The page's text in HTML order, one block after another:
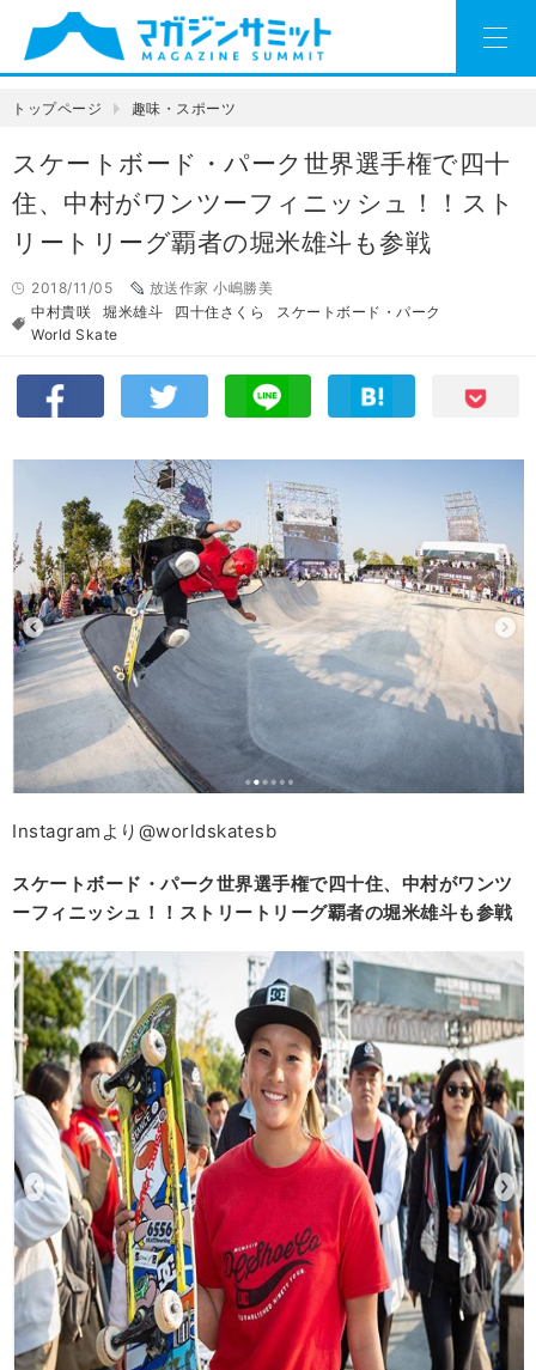
トップページ 趣味・スポーツ
スケートボード・パーク世界選手権で四十
住、中村がワンツーフィニッシュ！！スト
リートリーグ覇者の堀米雄斗も参戦
2018/11/05
放送作家 小嶋勝美
中村貴咲
堀米雄斗 四十住さくら
スケートボード・パーク
World Skate
Instagramより@worldskatesb
スケートボード・パーク世界選手権で四十住、中村がワンツ
ーフィニッシュ！！ストリートリーグ覇者の堀米雄斗も参戦